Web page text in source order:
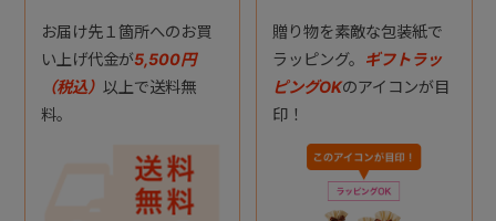
お届け先１箇所へのお買
い上げ代金が5,500円
（税込） 以上で送料無
料。
贈り物を素敵な包装紙で
ラッピング。 ギフトラッ
ピングOKのアイコンが目
印！